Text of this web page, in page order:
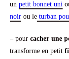
un petit bonnet uni
noir ou le turban
– pour cacher une
transforme en petit